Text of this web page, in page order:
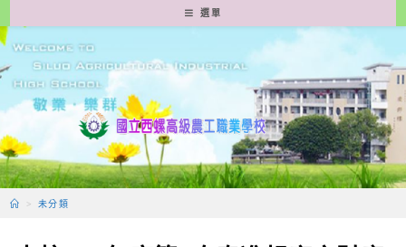
轉
至
要
容
選單
> 未分類